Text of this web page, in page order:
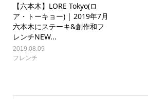
【六本木】LORE Tokyo(ロ
ア・トーキョー) | 2019年7月
六本木にステーキ&創作和フ
レンチNEW...
2019.08.09
フレンチ